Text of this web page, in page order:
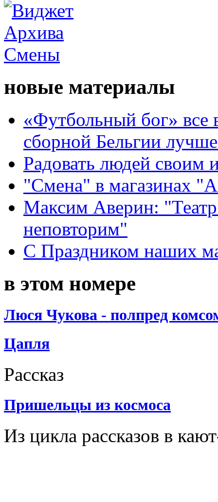
новые материалы
«Футбольный бог» все
сборной Бельгии
Радовать людей своим
"Смена" в магазинах
Максим Аверин:
неповторим"
С Праздником наших
в этом номере
Люся Чукова - полпред
Цапля
Рассказ
Пришельцы из космоса
Из цикла рассказов в